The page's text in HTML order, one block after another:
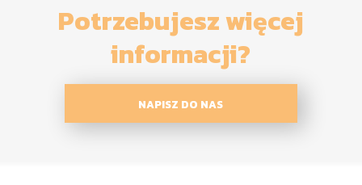
Potrzebujesz więcej
informacji?
NAPISZ DO NAS